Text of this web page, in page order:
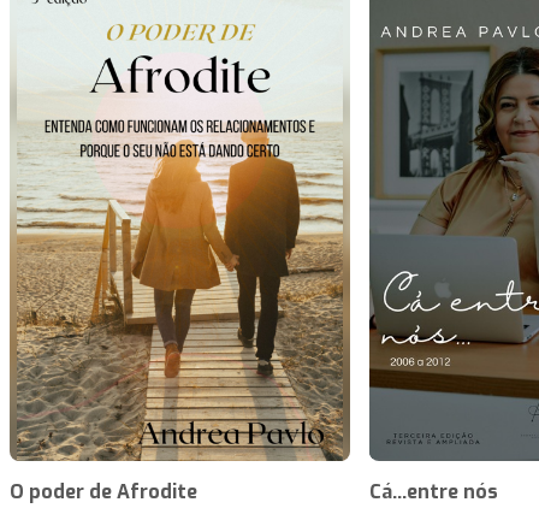
O poder de Afrodite Cá...entre nós